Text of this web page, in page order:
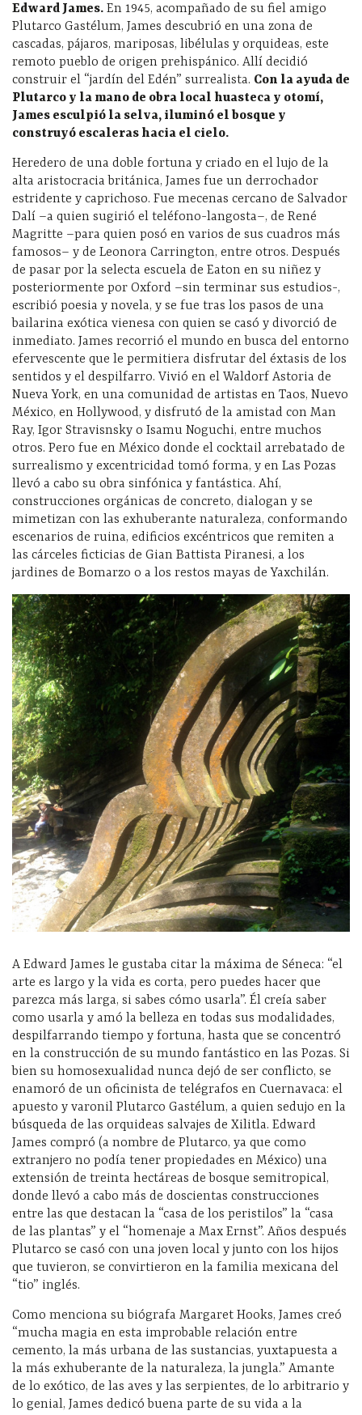
Edward James. En 1945, acompañado de su fiel amigo
Plutarco Gastélum, James descubrió en una zona de
cascadas, pájaros, mariposas, libélulas y orquideas, este
remoto pueblo de origen prehispánico. Allí decidió
construir el “jardín del Edén” surrealista. Con la ayuda de
Plutarco y la mano de obra local huasteca y otomí,
James esculpió la selva, iluminó el bosque y
construyó escaleras hacia el cielo.
Heredero de una doble fortuna y criado en el lujo de la
alta aristocracia británica, James fue un derrochador
estridente y caprichoso. Fue mecenas cercano de Salvador
Dalí –a quien sugirió el teléfono-langosta–, de René
Magritte –para quien posó en varios de sus cuadros más
famosos– y de Leonora Carrington, entre otros. Después
de pasar por la selecta escuela de Eaton en su niñez y
posteriormente por Oxford –sin terminar sus estudios-,
escribió poesia y novela, y se fue tras los pasos de una
bailarina exótica vienesa con quien se casó y divorció de
inmediato. James recorrió el mundo en busca del entorno
efervescente que le permitiera disfrutar del éxtasis de los
sentidos y el despilfarro. Vivió en el Waldorf Astoria de
Nueva York, en una comunidad de artistas en Taos, Nuevo
México, en Hollywood, y disfrutó de la amistad con Man
Ray, Igor Stravisnsky o Isamu Noguchi, entre muchos
otros. Pero fue en México donde el cocktail arrebatado de
surrealismo y excentricidad tomó forma, y en Las Pozas
llevó a cabo su obra sinfónica y fantástica. Ahí,
construcciones orgánicas de concreto, dialogan y se
mimetizan con las exhuberante naturaleza, conformando
escenarios de ruina, edificios excéntricos que remiten a
las cárceles ficticias de Gian Battista Piranesi, a los
jardines de Bomarzo o a los restos mayas de Yaxchilán.
A Edward James le gustaba citar la máxima de Séneca: “el
arte es largo y la vida es corta, pero puedes hacer que
parezca más larga, si sabes cómo usarla”. Él creía saber
como usarla y amó la belleza en todas sus modalidades,
despilfarrando tiempo y fortuna, hasta que se concentró
en la construcción de su mundo fantástico en las Pozas. Si
bien su homosexualidad nunca dejó de ser conflicto, se
enamoró de un oficinista de telégrafos en Cuernavaca: el
apuesto y varonil Plutarco Gastélum, a quien sedujo en la
búsqueda de las orquideas salvajes de Xilitla. Edward
James compró (a nombre de Plutarco, ya que como
extranjero no podía tener propiedades en México) una
extensión de treinta hectáreas de bosque semitropical,
donde llevó a cabo más de doscientas construcciones
entre las que destacan la “casa de los peristilos” la “casa
de las plantas” y el “homenaje a Max Ernst”. Años después
Plutarco se casó con una joven local y junto con los hijos
que tuvieron, se convirtieron en la familia mexicana del
“tio” inglés.
Como menciona su biógrafa Margaret Hooks, James creó
“mucha magia en esta improbable relación entre
cemento, la más urbana de las sustancias, yuxtapuesta a
la más exhuberante de la naturaleza, la jungla.” Amante
de lo exótico, de las aves y las serpientes, de lo arbitrario y
lo genial, James dedicó buena parte de su vida a la